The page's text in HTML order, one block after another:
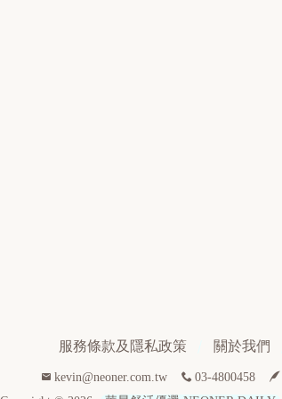
服務條款及隱私政策 關於我們
kevin@neoner.com.tw 03-4800458